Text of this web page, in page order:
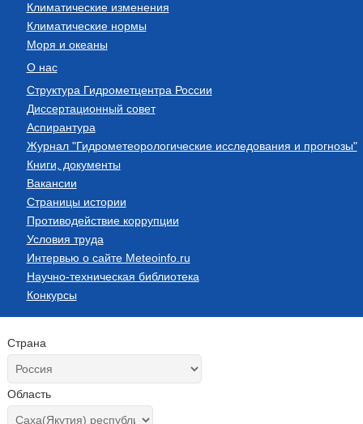
Климатические изменения
Климатические нормы
Моря и океаны
О нас
Структура Гидрометцентра России
Диссертационный совет
Аспирантура
Журнал "Гидрометеорологические исследования и прогнозы"
Книги, документы
Вакансии
Страницы истории
Противодействие коррупции
Условия труда
Интервью о сайте Meteoinfo.ru
Научно-техническая библиотека
Конкурсы
Страна
Область